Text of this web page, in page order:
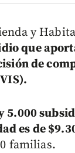
y
que
de
5.000
es de
familias.